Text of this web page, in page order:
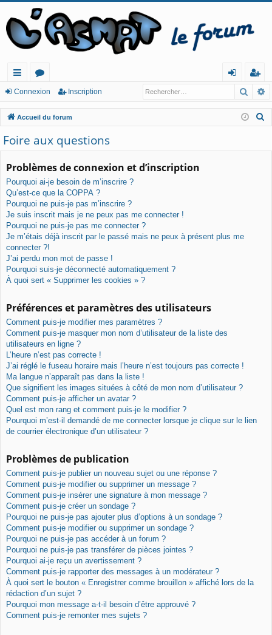
ac
co
ur
cis
or
u
m
s
n
ne
ns
cri
pt
Connexion Inscription
Accueil du forum
Foire aux questions
Problèmes de connexion et d’inscription
Pourquoi ai-je besoin de m’inscrire ?
Qu’est-ce que la COPPA ?
Pourquoi ne puis-je pas m’inscrire ?
Je suis inscrit mais je ne peux pas me connecter !
Pourquoi ne puis-je pas me connecter ?
Je m’étais déjà inscrit par le passé mais ne peux à présent plus me
connecter ?!
J’ai perdu mon mot de passe !
Pourquoi suis-je déconnecté automatiquement ?
À quoi sert « Supprimer les cookies » ?
Préférences et paramètres des utilisateurs
Comment puis-je modifier mes paramètres ?
Comment puis-je masquer mon nom d’utilisateur de la liste des
utilisateurs en ligne ?
L’heure n’est pas correcte !
J’ai réglé le fuseau horaire mais l’heure n’est toujours pas correcte !
Ma langue n’apparaît pas dans la liste !
Que signifient les images situées à côté de mon nom d’utilisateur ?
Comment puis-je afficher un avatar ?
Quel est mon rang et comment puis-je le modifier ?
Pourquoi m’est-il demandé de me connecter lorsque je clique sur le lien
de courrier électronique d’un utilisateur ?
Problèmes de publication
Comment puis-je publier un nouveau sujet ou une réponse ?
Comment puis-je modifier ou supprimer un message ?
Comment puis-je insérer une signature à mon message ?
Comment puis-je créer un sondage ?
Pourquoi ne puis-je pas ajouter plus d’options à un sondage ?
Comment puis-je modifier ou supprimer un sondage ?
Pourquoi ne puis-je pas accéder à un forum ?
Pourquoi ne puis-je pas transférer de pièces jointes ?
Pourquoi ai-je reçu un avertissement ?
Comment puis-je rapporter des messages à un modérateur ?
À quoi sert le bouton « Enregistrer comme brouillon » affiché lors de la
rédaction d’un sujet ?
Pourquoi mon message a-t-il besoin d’être approuvé ?
Comment puis-je remonter mes sujets ?